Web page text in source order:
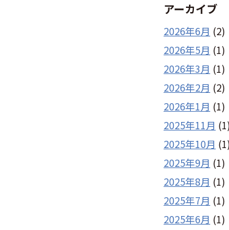
アーカイブ
2026年6月 (2)
2026年5月 (1)
2026年3月 (1)
2026年2月 (2)
2026年1月 (1)
2025年11月
2025年10月
2025年9月 (1)
2025年8月 (1)
2025年7月 (1)
2025年6月 (1)